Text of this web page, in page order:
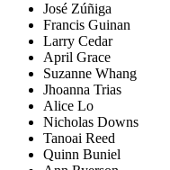
José Zúñiga
Francis Guinan
Larry Cedar
April Grace
Suzanne Whang
Jhoanna Trias
Alice Lo
Nicholas Downs
Tanoai Reed
Quinn Buniel